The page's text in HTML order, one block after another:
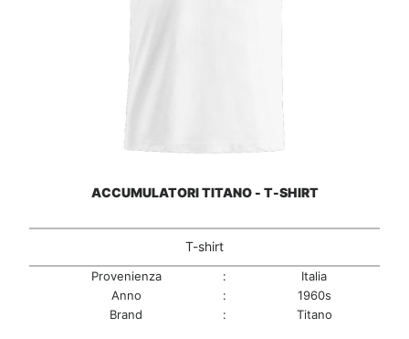
ACCUMULATORI TITANO - T-SHIRT
T-shirt
Provenienza :
Italia
Anno
:
1960s
Brand
: Titano